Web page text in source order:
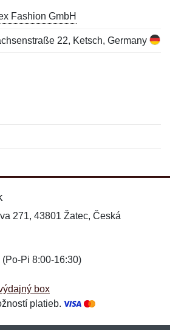
Fashion GmbH
22, Ketsch, Germany
271, 43801 Žatec, Česká
(Po-Pi 8:00-16:30)
box
platieb.